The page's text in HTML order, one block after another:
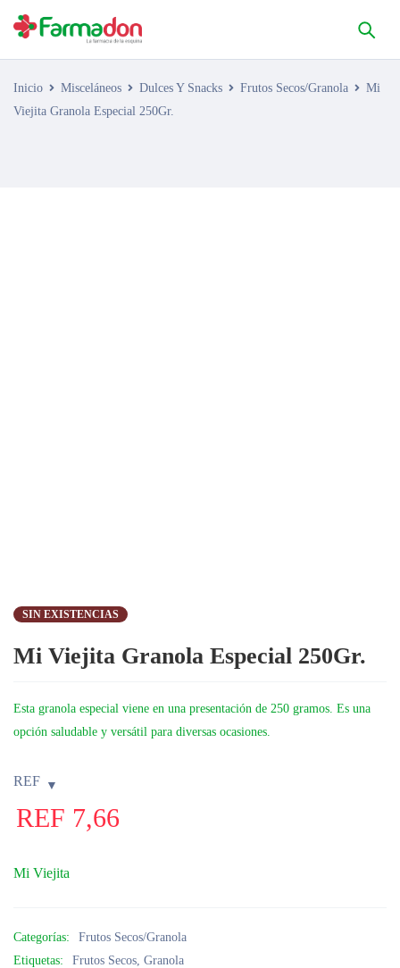
Inicio Misceláneos Dulces Y Snacks Frutos Secos/Granola
Mi
Viejita Granola Especial 250Gr.
SIN EXISTENCIAS
Mi Viejita Granola Especial 250Gr.
Esta granola especial viene en una presentación de 250 gramos. Es una
opción saludable y versátil para diversas ocasiones.
REF
REF 7,66
Mi Viejita
Categorías:
Frutos Secos/Granola
Etiquetas:
Frutos Secos, Granola